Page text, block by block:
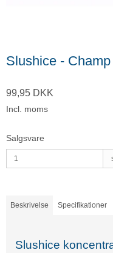
Slushice -
99,95 DKK
Incl. moms
Salgsvare
Beskrivelse Specifikationer
Slushice